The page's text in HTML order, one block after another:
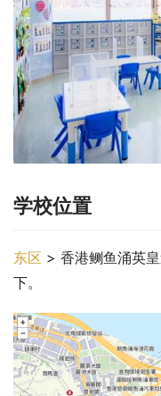
学校位置
东区 > 香港鲗鱼涌英
下。